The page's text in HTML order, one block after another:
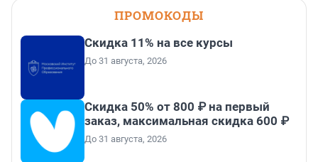
ПРОМОКОДЫ
Скидка 11% на все курсы
До 31 августа, 2026
Скидка 50% от 800 ₽ на первый
заказ, максимальная скидка 600 ₽
До 31 августа, 2026